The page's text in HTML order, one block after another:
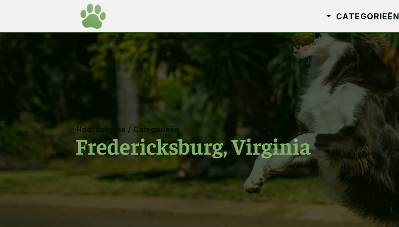
CATEGORIEËN
Hoofdpagina / Categorieën
Fredericksburg, Virginia